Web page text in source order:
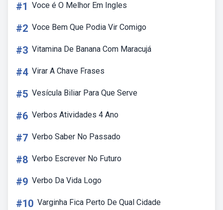
#1 Voce é O Melhor Em Ingles
#2 Voce Bem Que Podia Vir Comigo
#3 Vitamina De Banana Com Maracujá
#4 Virar A Chave Frases
#5 Vesícula Biliar Para Que Serve
#6 Verbos Atividades 4 Ano
#7 Verbo Saber No Passado
#8 Verbo Escrever No Futuro
#9 Verbo Da Vida Logo
#10 Varginha Fica Perto De Qual Cidade